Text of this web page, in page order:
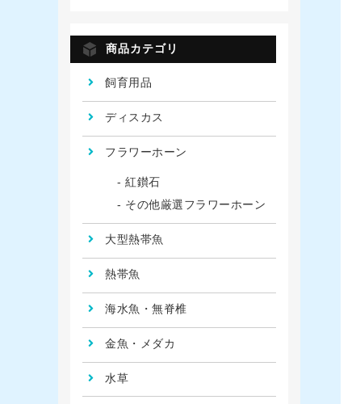
商品カテゴリ
飼育用品
ディスカス
フラワーホーン
紅鑚石
その他厳選フラワーホーン
大型熱帯魚
熱帯魚
海水魚・無脊椎
金魚・メダカ
水草